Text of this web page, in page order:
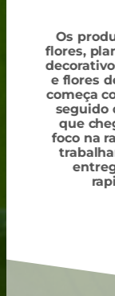
Os
flores,
e flores
começa
seguido
que
foco na